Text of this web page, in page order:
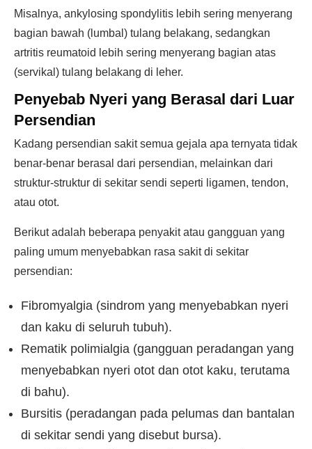
Misalnya, ankylosing spondylitis lebih sering menyerang
bagian bawah (lumbal) tulang belakang, sedangkan
artritis reumatoid lebih sering menyerang bagian atas
(servikal) tulang belakang di leher.
Penyebab Nyeri yang Berasal dari Luar
Persendian
Kadang persendian sakit semua gejala apa ternyata tidak
benar-benar berasal dari persendian, melainkan dari
struktur-struktur di sekitar sendi seperti ligamen, tendon,
atau otot.
Berikut adalah beberapa penyakit atau gangguan yang
paling umum menyebabkan rasa sakit di sekitar
persendian:
Fibromyalgia (sindrom yang menyebabkan nyeri
dan kaku di seluruh tubuh).
Rematik polimialgia (gangguan peradangan yang
menyebabkan nyeri otot dan otot kaku, terutama
di bahu).
Bursitis (peradangan pada pelumas dan bantalan
di sekitar sendi yang disebut bursa).